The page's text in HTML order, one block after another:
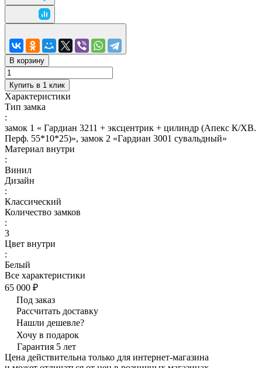
В корзину
Купить в 1 клик
Характеристики
Тип замка
:
замок 1 « Гардиан 3211 + эксцентрик + цилиндр (Апекс К/ХВ.
Перф. 55*10*25)», замок 2 «Гардиан 3001 сувальдный»
Материал внутри
:
Винил
Дизайн
:
Классический
Количество замков
:
3
Цвет внутри
:
Белый
Все характеристики
65 000 ₽
Под заказ
Рассчитать доставку
Нашли дешевле?
Хочу в подарок
Гарантия 5 лет
Цена действительна только для интернет-магазина